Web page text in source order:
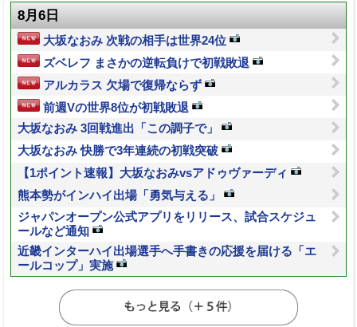
8月6日
大坂なおみ 次戦の相手は世界24位
ズベレフ まさかの逆転負けで初戦敗退
アルカラス 欠場で復帰ならず
前週Vの世界8位が初戦敗退
大坂なおみ 3回戦進出「この調子で」
大坂なおみ 快勝で3年連続の初戦突破
【1ポイント速報】大坂なおみvsアドゥヴァーディ
熊本勢がインハイ出場「勇気与える」
ジャパンオープン公式アプリをリリース、試合スケジュ
ールなど通知
近畿インターハイ出場選手へ手書きの応援を届ける「エ
ールコップ」実施